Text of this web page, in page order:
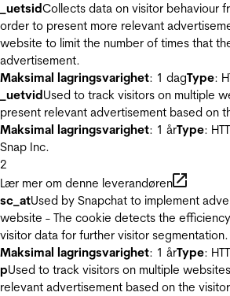
_uetsidCollects data on visitor behaviour
order to present more relevant
website to limit the number of times that
advertisement.
Maksimal lagringsvarighet: 1 dagType:
_uetvidUsed to track visitors on multiple
present relevant advertisement based on
Maksimal lagringsvarighet: 1 årType:
Snap Inc.
2
Lær mer om denne leverandøren
sc_atUsed by Snapchat to implement
website - The cookie detects the
visitor data for further visitor segmentation.
Maksimal lagringsvarighet: 1 årType:
pUsed to track visitors on multiple
relevant advertisement based on the